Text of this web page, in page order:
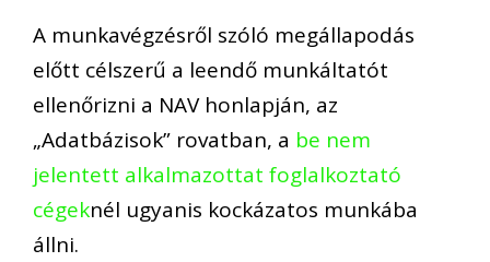
A munkavégzésről szóló megállapodás
előtt célszerű a leendő munkáltatót
ellenőrizni a NAV honlapján, az
„Adatbázisok” rovatban, a be nem
jelentett alkalmazottat foglalkoztató
cégeknél ugyanis kockázatos munkába
állni.